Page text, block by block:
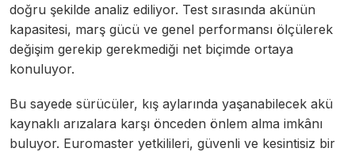
doğru şekilde analiz ediliyor. Test sırasında akünün
kapasitesi, marş gücü ve genel performansı ölçülerek
değişim gerekip gerekmediği net biçimde ortaya
konuluyor.
Bu sayede sürücüler, kış aylarında yaşanabilecek akü
kaynaklı arızalara karşı önceden önlem alma imkânı
buluyor. Euromaster yetkilileri, güvenli ve kesintisiz bir